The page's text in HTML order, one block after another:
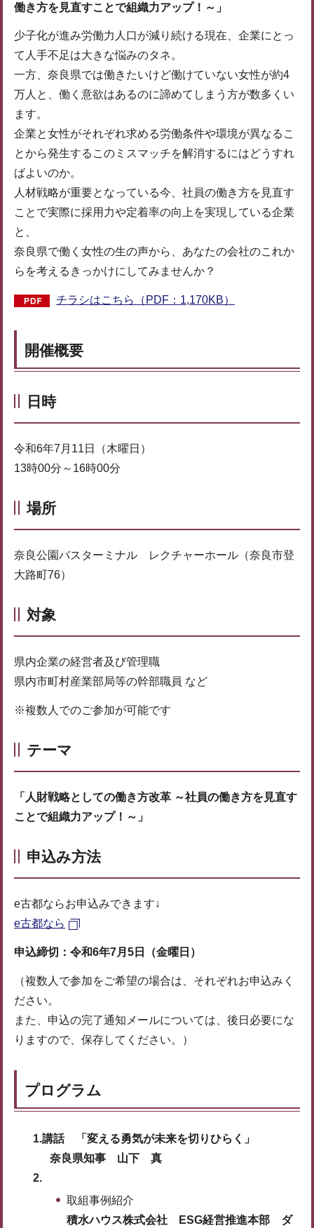
働き方を見直すことで組織力アップ！～」
少子化が進み労働力人口が減り続ける現在、企業にとっ
て人手不足は大きな悩みのタネ。
一方、奈良県では働きたいけど働けていない女性が約4
万人と、働く意欲はあるのに諦めてしまう方が数多くい
ます。
企業と女性がそれぞれ求める労働条件や環境が異なるこ
とから発生するこのミスマッチを解消するにはどうすれ
ばよいのか。
人材戦略が重要となっている今、社員の働き方を見直す
ことで実際に採用力や定着率の向上を実現している企業
と、
奈良県で働く女性の生の声から、あなたの会社のこれか
らを考えるきっかけにしてみませんか？
チラシはこちら（PDF：1,170KB）
開催概要
日時
令和6年7月11日（木曜日）
13時00分～16時00分
場所
奈良公園バスターミナル レクチャーホール（奈良市登
大路町76）
対象
県内企業の経営者及び管理職
県内市町村産業部局等の幹部職員 など
※複数人でのご参加が可能です
テーマ
「人財戦略としての働き方改革 ～社員の働き方を見直す
ことで組織力アップ！～」
申込み方法
e古都ならお申込みできます↓
e古都なら
申込締切：令和6年7月5日（金曜日）
（複数人で参加をご希望の場合は、それぞれお申込みく
ださい。
また、申込の完了通知メールについては、後日必要にな
りますので、保存してください。）
プログラム
1.講話 「変える勇気が未来を切りひらく」
奈良県知事 山下 真
2.
取組事例紹介
積水ハウス株式会社 ESG経営推進本部 ダ